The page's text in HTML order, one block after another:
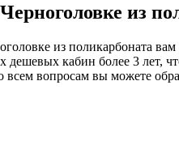
из
из поликарбоната
дешевых кабин более 3 лет,
вопросам вы можете